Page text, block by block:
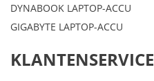
DYNABOOK LAPTOP-ACCU
GIGABYTE LAPTOP-ACCU
KLANTENSERVICE